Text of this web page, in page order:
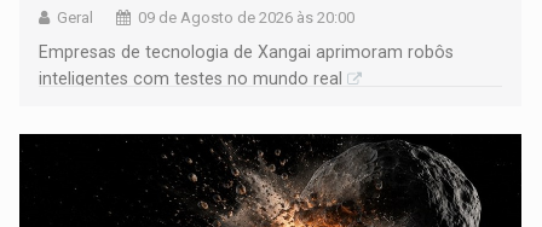
Geral 09 de Agosto de 2026 às 20:00
Empresas de tecnologia de Xangai aprimoram robôs
inteligentes com testes no mundo real